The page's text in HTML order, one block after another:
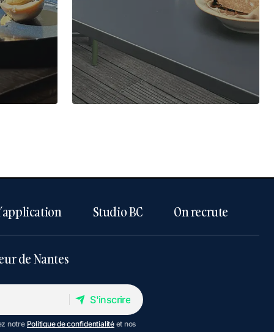
Studio BC On recrute
de Nantes
S'inscrire
S'inscrire
notre Politique de confidentialitéet nos